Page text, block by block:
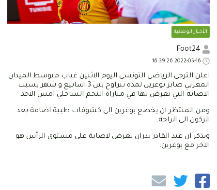
الأخبار الوطنية
اعلن الترجي الرياضي التونسي اليوم الاثنين غياب متوسط الميدان
المغربي صابر بوغرين لمدة تتراوح بين 3 اسابيع و شهر بسبب
الاصابة التي تعرض لها في مباراة النجم الساحلي امس الاحد.
ومن المنتظر ان يخضع بوغرين الى كشوفات طبية اضافة بعد
الركون الى الراحة.
ويذكر ان عبد القادر بدران تعرض لاصابة على مستوى الرأس هو
الاخر مع بوغرين.